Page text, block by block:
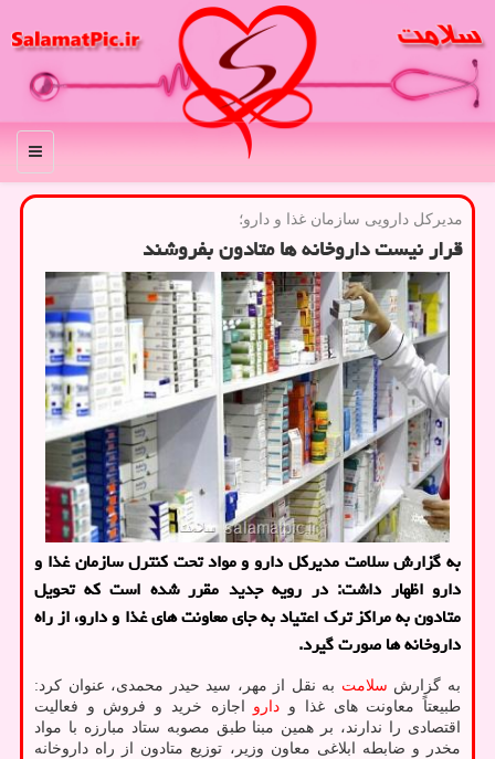
منو
مدیركل دارویی سازمان غذا و دارو؛
قرار نیست داروخانه ها متادون بفروشند
به گزارش سلامت مدیرکل دارو و مواد تحت کنترل سازمان غذا و
دارو اظهار داشت: در رویه جدید مقرر شده است که تحویل
متادون به مراکز ترک اعتیاد به جای معاونت های غذا و دارو، از راه
داروخانه ها صورت گیرد.
به گزارش سلامت به نقل از مهر، سید حیدر محمدی، عنوان کرد:
طبیعتاً معاونت های غذا و دارو اجازه خرید و فروش و فعالیت
اقتصادی را ندارند، بر همین مبنا طبق مصوبه ستاد مبارزه با مواد
مخدر و ضابطه ابلاغی معاون وزیر، توزیع متادون از راه داروخانه